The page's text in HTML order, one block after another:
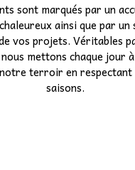
sont marqués par un
ainsi que par
vos projets. Véritables
mettons chaque jour
terroir en
saisons.